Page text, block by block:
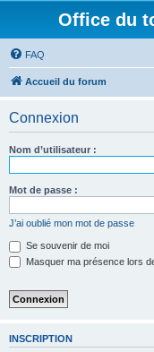
Office du
FAQ
Accueil du forum
Connexion
Nom d’utilisateur :
Mot de passe :
J’ai oublié mon mot de passe
Se souvenir de moi
Masquer ma présence lors
INSCRIPTION